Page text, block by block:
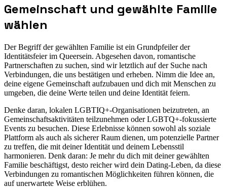
Gemeinschaft und gewählte Familie
wählen
Der Begriff der gewählten Familie ist ein Grundpfeiler der
Identitätsfeier im Queersein. Abgesehen davon, romantische
Partnerschaften zu suchen, sind wir letztlich auf der Suche nach
Verbindungen, die uns bestätigen und erheben. Nimm die Idee an,
deine eigene Gemeinschaft aufzubauen und dich mit Menschen zu
umgeben, die deine Werte teilen und deine Identität feiern.
Denke daran, lokalen LGBTIQ+-Organisationen beizutreten, an
Gemeinschaftsaktivitäten teilzunehmen oder LGBTQ+-fokussierte
Events zu besuchen. Diese Erlebnisse können sowohl als soziale
Plattform als auch als sicherer Raum dienen, um potenzielle Partner
zu treffen, die mit deiner Identität und deinem Lebensstil
harmonieren. Denk daran: Je mehr du dich mit deiner gewählten
Familie beschäftigst, desto reicher wird dein Dating-Leben, da diese
Verbindungen zu romantischen Möglichkeiten führen können, die
auf unerwartete Weise erblühen.